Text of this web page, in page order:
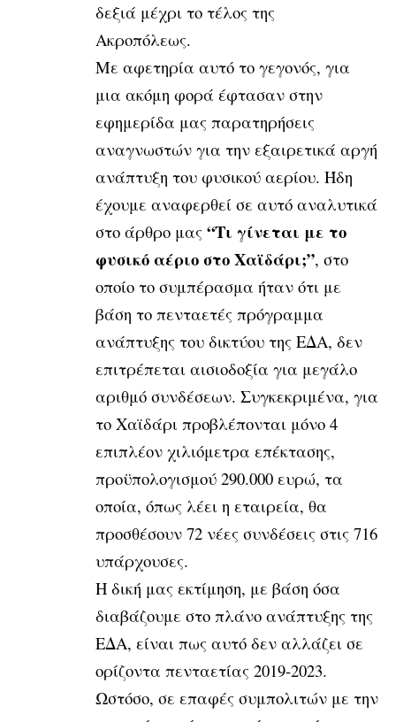
δεξιά μέχρι το τέλος της
Ακροπόλεως.
Με αφετηρία αυτό το γεγονός, για
μια ακόμη φορά έφτασαν στην
εφημερίδα μας παρατηρήσεις
αναγνωστών για την εξαιρετικά αργή
ανάπτυξη του φυσικού αερίου. Ήδη
έχουμε αναφερθεί σε αυτό αναλυτικά
στο άρθρο μας “Τι γίνεται με το
φυσικό αέριο στο Χαϊδάρι;”, στο
οποίο το συμπέρασμα ήταν ότι με
βάση το πενταετές πρόγραμμα
ανάπτυξης του δικτύου της ΕΔΑ, δεν
επιτρέπεται αισιοδοξία για μεγάλο
αριθμό συνδέσεων. Συγκεκριμένα, για
το Χαϊδάρι προβλέπονται μόνο 4
επιπλέον χιλιόμετρα επέκτασης,
προϋπολογισμού 290.000 ευρώ, τα
οποία, όπως λέει η εταιρεία, θα
προσθέσουν 72 νέες συνδέσεις στις 716
υπάρχουσες.
Η δική μας εκτίμηση, με βάση όσα
διαβάζουμε στο πλάνο ανάπτυξης της
ΕΔΑ, είναι πως αυτό δεν αλλάζει σε
ορίζοντα πενταετίας 2019-2023.
Ωστόσο, σε επαφές συμπολιτών με την